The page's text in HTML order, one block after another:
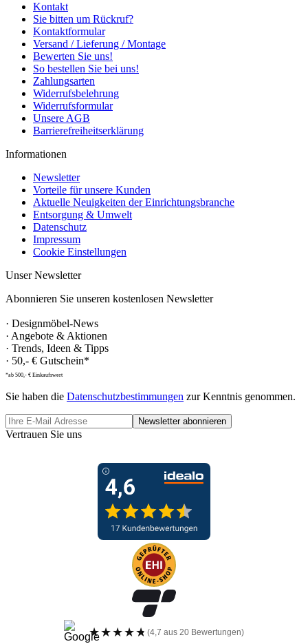
Kontakt
Sie bitten um Rückruf?
Kontaktformular
Versand / Lieferung / Montage
Bewerten Sie uns!
So bestellen Sie bei uns!
Zahlungsarten
Widerrufsbelehrung
Widerrufsformular
Unsere AGB
Barrierefreiheitserklärung
Informationen
Newsletter
Vorteile für unsere Kunden
Aktuelle Neuigkeiten der Einrichtungsbranche
Entsorgung & Umwelt
Datenschutz
Impressum
Cookie Einstellungen
Unser Newsletter
Abonnieren Sie unseren kostenlosen Newsletter
· Designmöbel-News
· Angebote & Aktionen
· Trends, Ideen & Tipps
· 50,- € Gutschein*
*ab 500,- € Einkaufswert
Sie haben die Datenschutzbestimmungen zur Kenntnis genommen.
Newsletter abonnieren
Vertrauen Sie uns
★★★★★
★★★★★ (4,7 aus 20 Bewertungen)